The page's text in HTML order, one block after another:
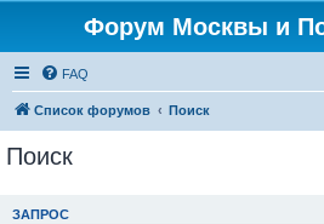
Форум Москвы и
FAQ
Список форумов Поиск
Поиск
ЗАПРОС